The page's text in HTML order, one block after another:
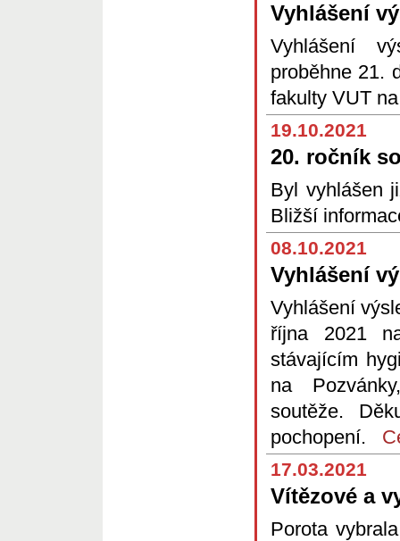
Vyhlášení
Vyhlášení
proběhne 21.
fakulty VUT
19.10.2021
20. ročník
Byl vyhlášen
Bližší
08.10.2021
Vyhlášení
Vyhlášení
října 2021
stávajícím
na
soutěže.
pochopení.
17.03.2021
Vítězové a
Porota